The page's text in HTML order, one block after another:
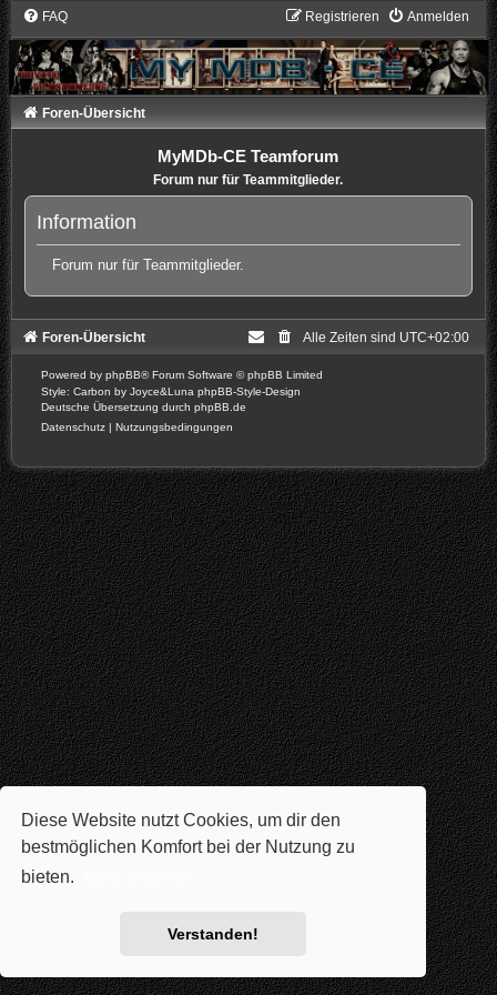
Diese Website nutzt Cookies, um dir den
bestmöglichen Komfort bei der Nutzung zu
bieten.
Verstanden!
FAQ Anmelden
Registrieren
Foren-Übersicht
MyMDb-CE Teamforum
Forum nur für Teammitglieder.
Information
Forum nur für Teammitglieder.
Foren-Übersicht Alle Zeiten sind UTC+02:00
Powered by phpBB® Forum Software © phpBB Limited
Style: Carbon by Joyce&Luna phpBB-Style-Design
Deutsche Übersetzung durch phpBB.de
Datenschutz | Nutzungsbedingungen